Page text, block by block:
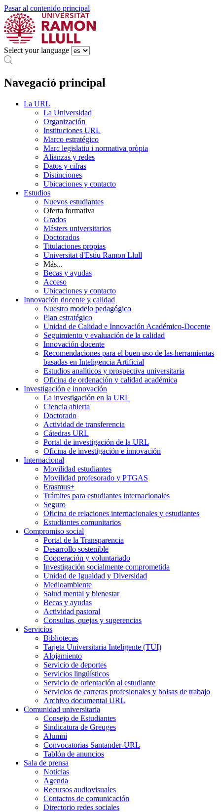
Pasar al contenido principal
Select your language
Navegació principal
La URL
La Universidad
Organización
Instituciones URL
Marco estratégico
Marc legislatiu i normativa pròpia
Alianzas y redes
Datos y cifras
Distinciones
Ubicaciones y contacto
Estudios
Nuevos estudiantes
Oferta formativa
Grados
Másters universitarios
Doctorados
Titulaciones propias
Universitat d'Estiu Ramon Llull
Más...
Becas y ayudas
Acceso
Ubicaciones y contacto
Innovación docente y calidad
Nuestro modelo pedagógico
Plan estratégico
Unidad de Calidad e Innovación Académico-Docente
Seguimiento y evaluación de la calidad
Innovación docente
Recomendaciones para el buen uso de las herramientas
basadas en Inteligencia Artificial
Estudios analíticos y prospectiva universitaria
Oficina de ordenación y calidad académica
Investigación e innovación
La investigación en la URL
Ciencia abierta
Doctorado
Actividad de transferencia
Cátedras URL
Portal de investigación de la URL
Oficina de investigación e innovación
Internacional
Movilidad estudiantes
Movilidad profesorado y PTGAS
Erasmus+
Trámites para estudiantes internacionales
Seguro
Oficina de relaciones internacionales y estudiantes
Estudiantes comunitarios
Compromiso social
Portal de la Transparencia
Desarrollo sostenible
Cooperación y voluntariado
Investigación socialmente comprometida
Unidad de Igualdad y Diversidad
Medioambiente
Salud mental y bienestar
Becas y ayudas
Actividad pastoral
Consultas, quejas y sugerencias
Servicios
Bibliotecas
Tarjeta Universitaria Inteligente (TUI)
Alojamiento
Servicio de deportes
Servicios lingüísticos
Servicio de orientación al estudiante
Servicios de carreras profesionales y bolsas de trabajo
Archivo documental URL
Comunidad universitaria
Consejo de Estudiantes
Sindicatura de Greuges
Alumni
Convocatorias Santander-URL
Tablón de anuncios
Sala de prensa
Noticias
Agenda
Recursos audiovisuales
Contactos de comunicación
Directorio redes sociales